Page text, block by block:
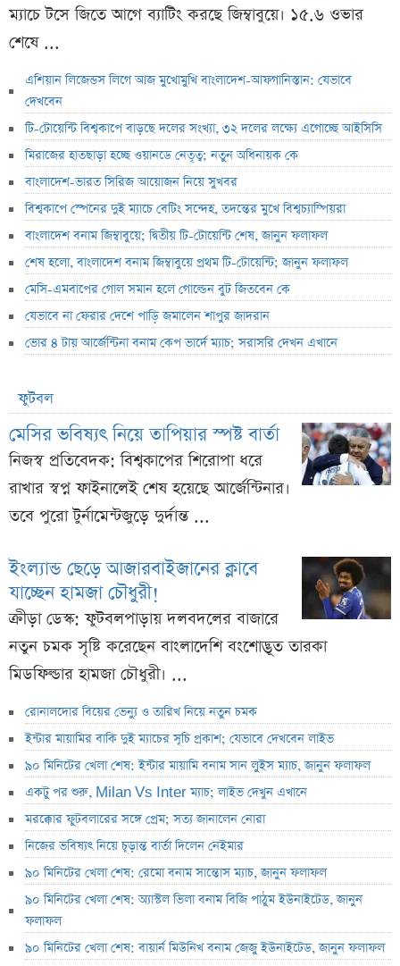
ম্যাচে টসে জিতে আগে ব্যাটিং করছে জিম্বাবুয়ে। ১৫.৬ ওভার
শেষে ...
এশিয়ান লিজেন্ডস লিগে আজ মুখোমুখি বাংলাদেশ-আফগানিস্তান: যেভাবে
দেখবেন
টি-টোয়েন্টি বিশ্বকাপে বাড়ছে দলের সংখ্যা, ৩২ দলের লক্ষ্যে এগোচ্ছে আইসিসি
মিরাজের হাতছাড়া হচ্ছে ওয়ানডে নেতৃত্ব; নতুন অধিনায়ক কে
বাংলাদেশ-ভারত সিরিজ আয়োজন নিয়ে সুখবর
বিশ্বকাপে স্পেনের দুই ম্যাচে বেটিং সন্দেহ, তদন্তের মুখে বিশ্বচ্যাম্পিয়রা
বাংলাদেশ বনাম জিম্বাবুয়ে; দ্বিতীয় টি-টোয়েন্টি শেষ, জানুন ফলাফল
শেষ হলো, বাংলাদেশ বনাম জিম্বাবুয়ে প্রথম টি-টোয়েন্টি; জানুন ফলাফল
মেসি-এমবাপের গোল সমান হলে গোল্ডেন বুট জিতবেন কে
যেভাবে না ফেরার দেশে পাড়ি জমালেন শাপুর জাদরান
ভোর ৪ টায় আর্জেন্টিনা বনাম কেপ ভার্দে ম্যাচ; সরাসরি দেখন এখানে
ফুটবল
মেসির ভবিষ্যৎ নিয়ে তাপিয়ার স্পষ্ট বার্তা
নিজস্ব প্রতিবেদক: বিশ্বকাপের শিরোপা ধরে
রাখার স্বপ্ন ফাইনালেই শেষ হয়েছে আর্জেন্টিনার।
তবে পুরো টুর্নামেন্টজুড়ে দুর্দান্ত ...
ইংল্যান্ড ছেড়ে আজারবাইজানের ক্লাবে
যাচ্ছেন হামজা চৌধুরী!
ক্রীড়া ডেস্ক: ফুটবলপাড়ায় দলবদলের বাজারে
নতুন চমক সৃষ্টি করেছেন বাংলাদেশি বংশোদ্ভূত তারকা
মিডফিল্ডার হামজা চৌধুরী। ...
রোনালদোর বিয়ের ভেন্যু ও তারিখ নিয়ে নতুন চমক
ইন্টার মায়ামির বাকি দুই ম্যাচের সূচি প্রকাশ; যেভাবে দেখবেন লাইভ
৯০ মিনিটের খেলা শেষ: ইন্টার মায়ামি বনাম সান লুইস ম্যাচ, জানুন ফলাফল
একটু পর শুরু, Milan Vs Inter ম্যাচ; লাইভ দেখুন এখানে
মরক্কোর ফুটবলারের সঙ্গে প্রেম; সত্য জানালেন নোরা
নিজের ভবিষ্যৎ নিয়ে চূড়ান্ত বার্তা দিলেন নেইমার
৯০ মিনিটের খেলা শেষ: রেমো বনাম সান্তোস ম্যাচ, জানুন ফলাফল
৯০ মিনিটের খেলা শেষ: অ্যাস্টল ভিলা বনাম বিজি পাঠুম ইউনাইটেড, জানুন
ফলাফল
৯০ মিনিটের খেলা শেষ: বায়ার্ন মিউনিখ বনাম জেজু ইউনাইটেড, জানুন ফলাফল